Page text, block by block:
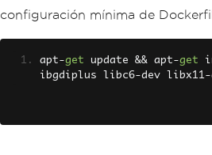
configuración mínima de
apt-get update && apt-get
ibgdiplus libc6-dev libx11 -